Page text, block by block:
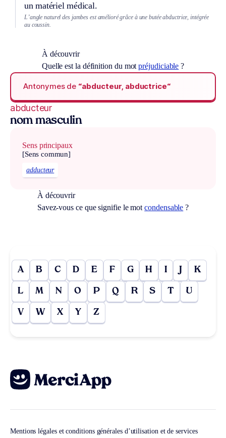
un matériel médical.
L’angle naturel des jambes est amélioré grâce à une butée abductrice, intégrée
au coussin.
À découvrir
Quelle est la définition du motpréjudiciable ?
Antonymes de “abducteur, abductrice“
abducteur
nom masculin
Sens principaux
[Sens commun]
adducteur
À découvrir
Savez-vous ce que signifie le motcondensable ?
A B C D E F G H I J K
L M N O P Q R S T U
V W X Y Z
Mentions légales et conditions générales d’utilisation et de services